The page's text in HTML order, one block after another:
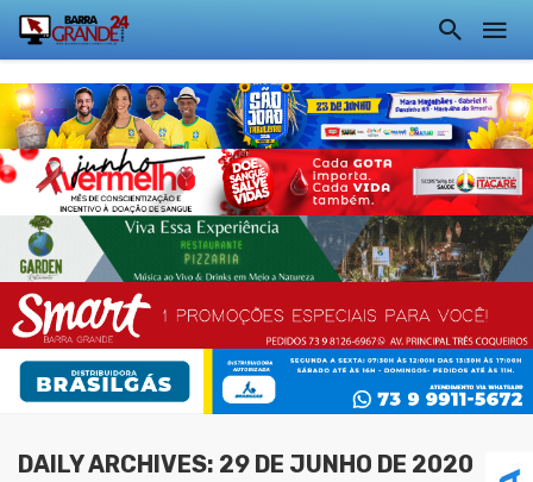
DAILY ARCHIVES: 29 DE JUNHO DE 2020